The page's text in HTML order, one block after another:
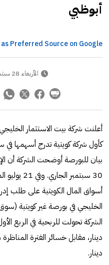
أبوظبي
Preferred Source on Google
الأربعاء 28 سبتمبر 2022
أعلنت شركة بيت الاستثمار
كأول شركة كويتية تدرج أسهمها
بيان للبورصة أوضحت الشركة أن
30
أسواق المال الكويتية على طلب
الخليجي في بورصة غير كويتية
دينار.